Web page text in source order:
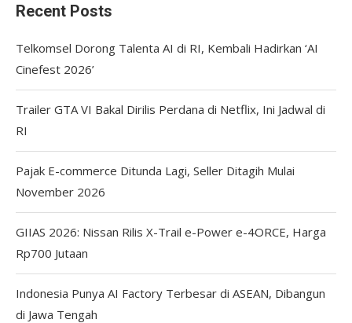
Recent Posts
Telkomsel Dorong Talenta AI di RI, Kembali Hadirkan ‘AI
Cinefest 2026’
Trailer GTA VI Bakal Dirilis Perdana di Netflix, Ini Jadwal di
RI
Pajak E-commerce Ditunda Lagi, Seller Ditagih Mulai
November 2026
GIIAS 2026: Nissan Rilis X-Trail e-Power e-4ORCE, Harga
Rp700 Jutaan
Indonesia Punya AI Factory Terbesar di ASEAN, Dibangun
di Jawa Tengah